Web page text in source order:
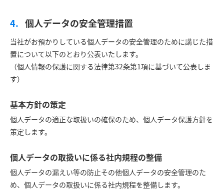
個人データの安全管理措置
当社がお預かりしている個人データの安全管理のために講じた措
置について以下のとおり公表いたします。
（個人情報の保護に関する法律第32条第1項に基づいて公表しま
す）
基本方針の策定
個人データの適正な取扱いの確保のため、個人データ保護方針を
策定します。
個人データの取扱いに係る社内規程の整備
個人データの漏えい等の防止その他個人データの安全管理のた
め、個人データの取扱いに係る社内規程を整備します。